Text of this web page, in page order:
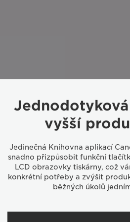
vyšší
Jedinečná Knihovna aplikací
snadno přizpůsobit funkční
LCD obrazovky tiskárny, což
konkrétní potřeby a zvýšit
běžných úkolů